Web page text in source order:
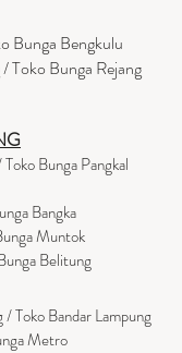
Bunga Bengkulu
Toko Bunga Rejang
Bunga Pangkal
Bangka
Muntok
Belitung
Toko Bandar Lampung
Metro